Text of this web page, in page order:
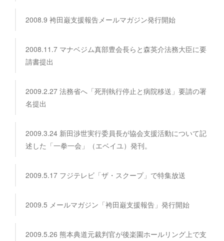
2008.9 袴田巌支援報告メールマガジン発行開始
2008.11.7 マナベジム真部豊会長らと森英介法務大臣に要
請書提出
2009.2.27 法務省へ「死刑執行停止と病院移送」要請の署
名提出
2009.3.24 新田渉世実行委員長が協会支援活動について記
述した「一拳一会」（エベイユ）発刊。
2009.5.17 フジテレビ「ザ・スクープ」で特集放送
2009.5 メールマガジン「袴田巌支援報告」発行開始
2009.5.26 熊本典道元裁判官が後楽園ホールリング上で支